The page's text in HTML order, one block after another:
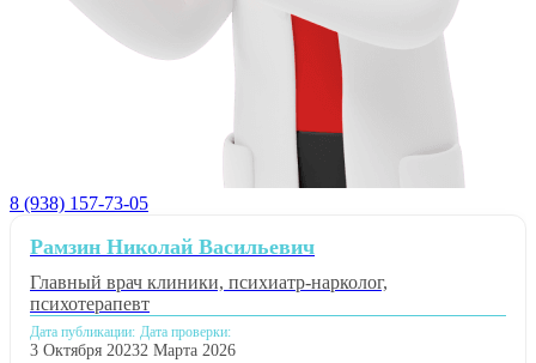
8 (938) 157-73-05
Рамзин Николай Васильевич
Главный врач клиники, психиатр-нарколог,
психотерапевт
Дата публикации:
3 Октября 2023
Дата проверки:
2 Марта 2026